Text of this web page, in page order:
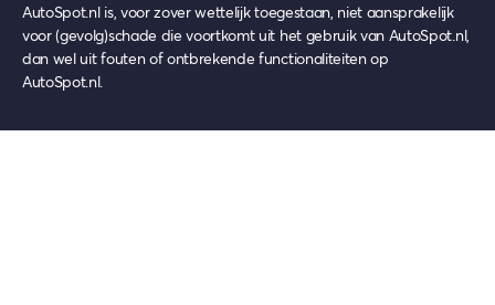
AutoSpot.nl is, voor zover wettelijk toegestaan, niet aansprakelijk
voor (gevolg)schade die voortkomt uit het gebruik van AutoSpot.nl,
dan wel uit fouten of ontbrekende functionaliteiten op
AutoSpot.nl.